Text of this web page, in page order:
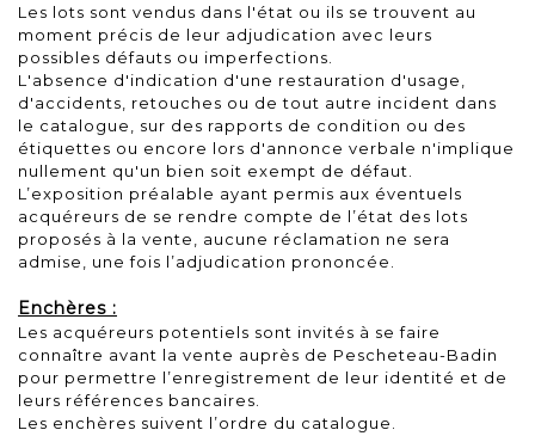
Les lots sont vendus dans l'état ou ils se trouvent au
moment précis de leur adjudication avec leurs
possibles défauts ou imperfections.
L'absence d'indication d'une restauration d'usage,
d'accidents, retouches ou de tout autre incident dans
le catalogue, sur des rapports de condition ou des
étiquettes ou encore lors d'annonce verbale n'implique
nullement qu'un bien soit exempt de défaut.
L’exposition préalable ayant permis aux éventuels
acquéreurs de se rendre compte de l’état des lots
proposés à la vente, aucune réclamation ne sera
admise, une fois l’adjudication prononcée.
Enchères :
Les acquéreurs potentiels sont invités à se faire
connaître avant la vente auprès de Pescheteau-Badin
pour permettre l’enregistrement de leur identité et de
leurs références bancaires.
Les enchères suivent l’ordre du catalogue.